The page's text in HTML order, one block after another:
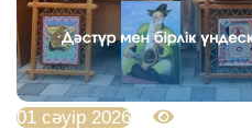
01 сәуір 2026